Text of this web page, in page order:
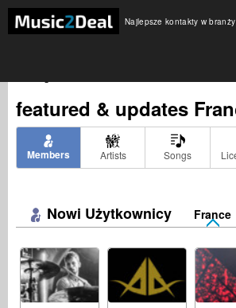
Najlepsze kontakty w
featured & updates
Members Artists Songs
Nowi Użytkownicy France